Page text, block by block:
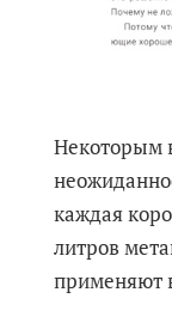
Некоторым
каждая
литров
применяют